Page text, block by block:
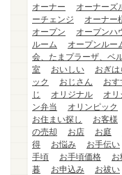
オーナー
オーナーズ
ーチェンジ
オーナー
オープン
オープンハ
ルーム
オープンルー
会、たまプラーザ、ベ
室
おいしい
おぎ
ック
おじさん おす
じ
オリジナル オリ
ン弁当
オリンピック
お住まい探し
お客様
の売却
お店 お庭
得
お悩み お手伝い
手頃
お手頃価格 お
暮
お申込み お祓い